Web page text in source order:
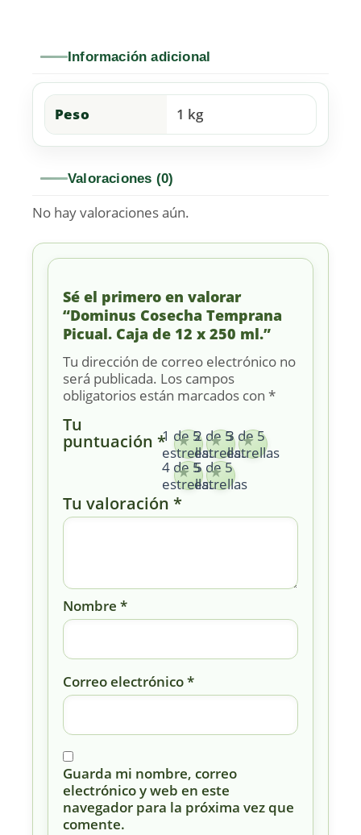
Información adicional
Peso 1 kg
Valoraciones (0)
No hay valoraciones aún.
Sé el primero en valorar
“Dominus Cosecha Temprana
Picual. Caja de 12 x 250 ml.”
Tu dirección de correo electrónico no
será publicada. Los campos
obligatorios están marcados con *
Tu
puntuación *1 de 5
estrellas
2 de 5
estrellas
3 de 5
estrellas
4 de 5
estrellas
5 de 5
estrellas
Tu valoración *
Nombre *
Correo electrónico*
Guarda mi nombre, correo
electrónico y web en este
navegador para la próxima vez que
comente.